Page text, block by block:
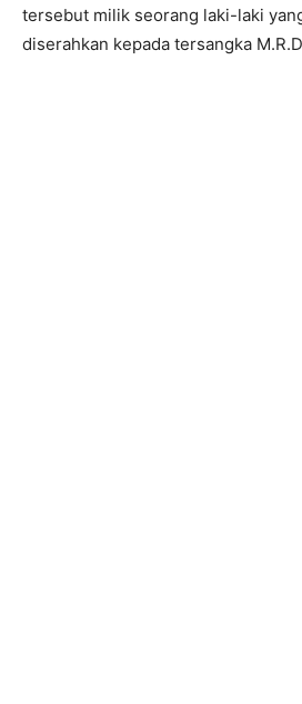
tersebut milik seorang laki-laki
diserahkan kepada tersangka